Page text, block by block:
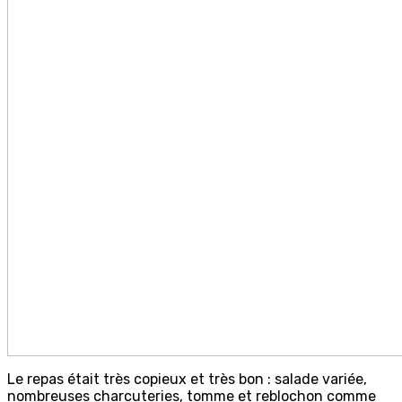
Le repas était très copieux et très bon : salade variée,
nombreuses charcuteries, tomme et reblochon comme